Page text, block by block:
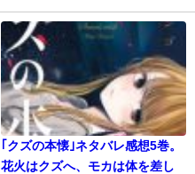
｢クズの本懐｣ネタバレ感想5巻。
花火はクズへ、モカは体を差し